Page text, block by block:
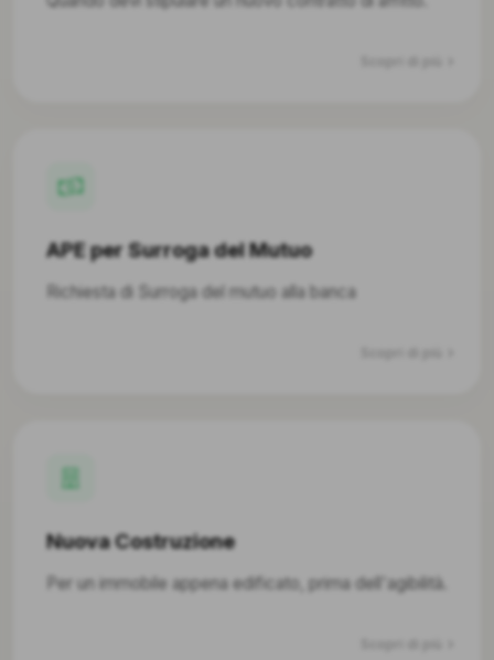
APE per Surroga del Mutuo
Richiesta di Surroga del mutuo alla banca
Nuova Costruzione
Per un immobile appena edificato, prima dell'agibilità.